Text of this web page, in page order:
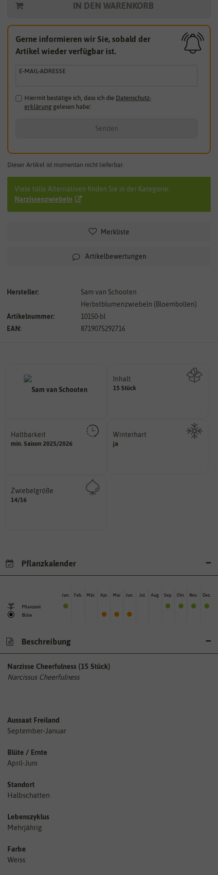
IN DEN WARENKORB
Gerne informieren wir Sie, sobald der
Artikel wieder verfügbar ist.
E-MAIL-ADRESSE
Hiermit bestätige ich, dass ich die Daten­schutz­
erklärunggelesen habe.*
Senden
Dieser Artikel ist momentan nicht lieferbar.
Viele tolle Alternativen finden Sie in der Kategorie:
Narzissenzwiebeln
Merkliste
Artikelbewertungen
Hersteller:
Sam van Schooten
Herbstblumenzwiebeln (Bloembollen)
Artikelnummer:
10150-bl
EAN:
8719075292716
Inhalt
15 StückWie viel ist enthalten
Haltbarkeit
min. Saison 2025/2026
und Pflanzgut sehr gut keimen
sollte.
Winterhart
ja
Probleme überwintern können.
Zwiebelgröße
14/16
ersten und zweiten Wert
variieren.
Pflanzkalender
Pflanzzeit
Blüte
Jan. Feb. Mär. Apr. Mai Jun. Jul. Aug. Sep. Okt. Nov. Dez.
Beschreibung
Narzisse Cheerfulness (15 Stück)
Narcissus Cheerfulness
Aussaat Freiland
September-Januar
Blüte / Ernte
April-Juni
Standort
Halbschatten
Lebenszyklus
Mehrjährig
Farbe
Weiss